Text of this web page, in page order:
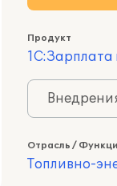
Продукт
1С:Зарплата
Отрасль /
Топливно-